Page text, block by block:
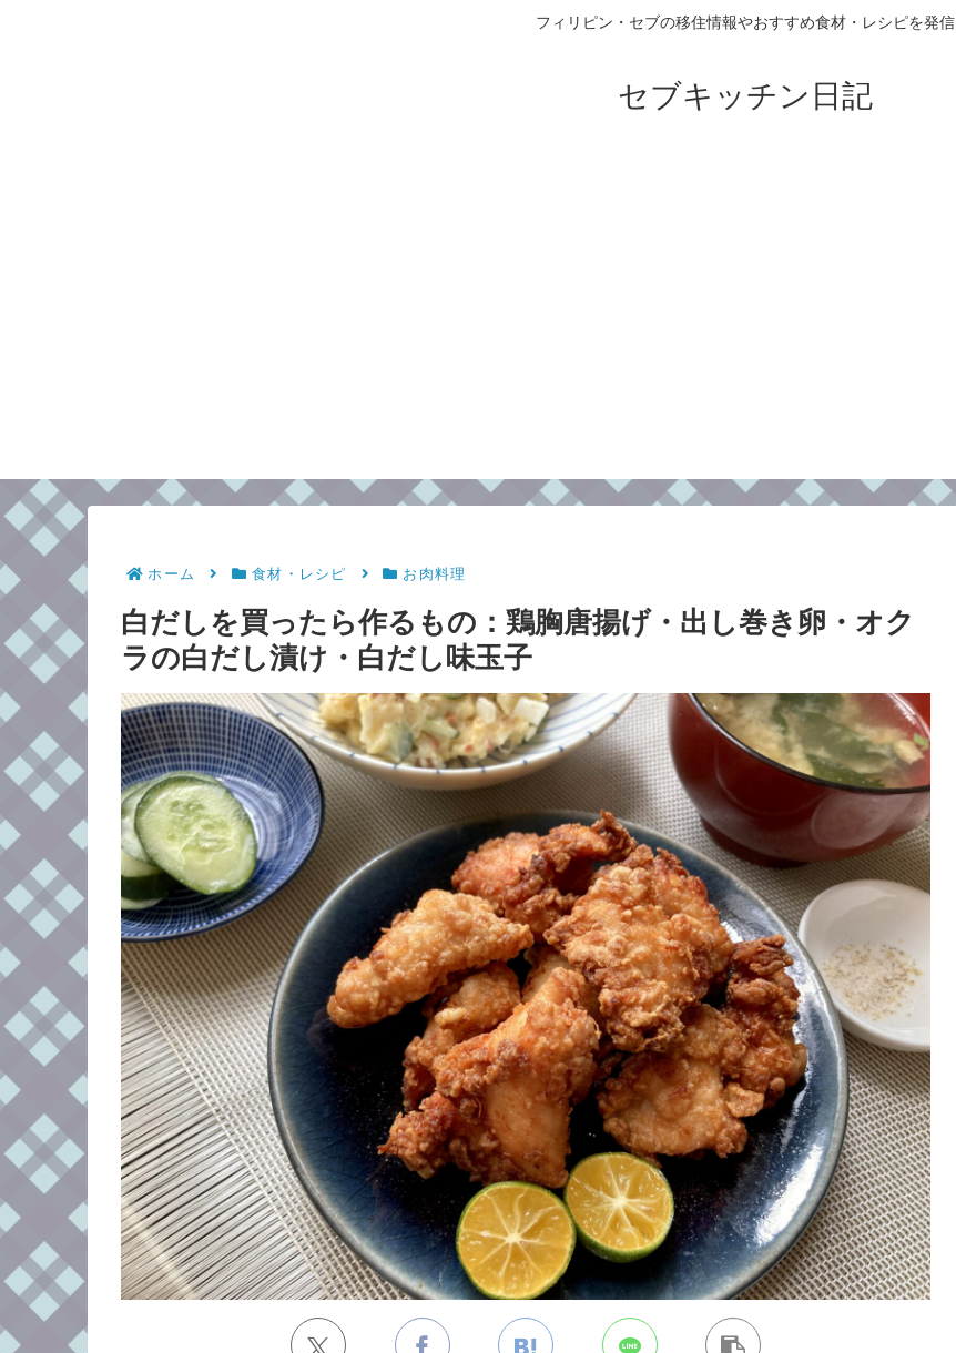
フィリピン・セブの移住情報やおすすめ食材・レシピを発信
セブキッチン日記
ホーム 食材・レシピ お肉料理
白だしを買ったら作るもの：鶏胸唐揚げ・出し巻き卵・オク
ラの白だし漬け・白だし味玉子